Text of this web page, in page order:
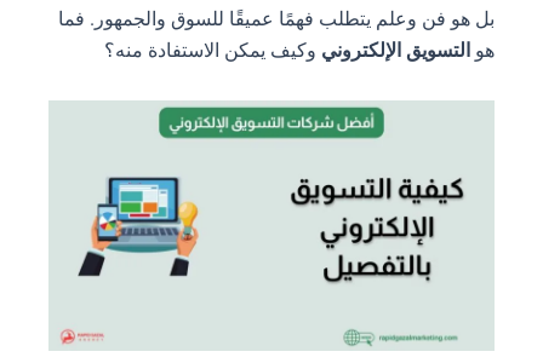
بل هو فن وعلم يتطلب فهمًا عميقًا للسوق والجمهور. فما
هوالتسويق الإلكترونيوكيف يمكن الاستفادة منه؟